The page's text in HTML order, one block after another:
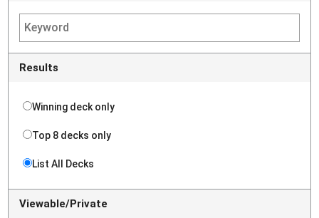
Results
Winning deck only
Top 8 decks only
List All Decks
Viewable/Private